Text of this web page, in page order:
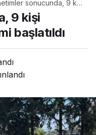
sonucunda, 9 kişi
sınır dışı işlemi
9 kişi
başlatıldı